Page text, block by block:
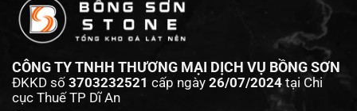
CÔNG TY TNHH THƯƠNG MẠI DỊCH VỤ BỒNG SƠN
ĐKKD số 3703232521 cấp ngày 26/07/2024tại Chi
cục Thuế TP Dĩ An